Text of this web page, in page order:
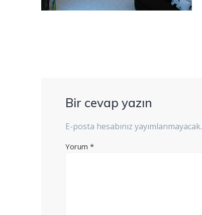
Bir cevap yazın
E-posta hesabınız yayımlanmayacak.
Yorum*